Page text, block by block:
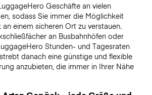
Geschäfte an vielen
sodass Sie immer die Möglichkeit
einem sicheren Ort zu verstauen.
an Busbahnhöfen oder
Stunden- und Tagesraten
danach eine günstige und flexible
anzubieten, die immer in Ihrer Nähe